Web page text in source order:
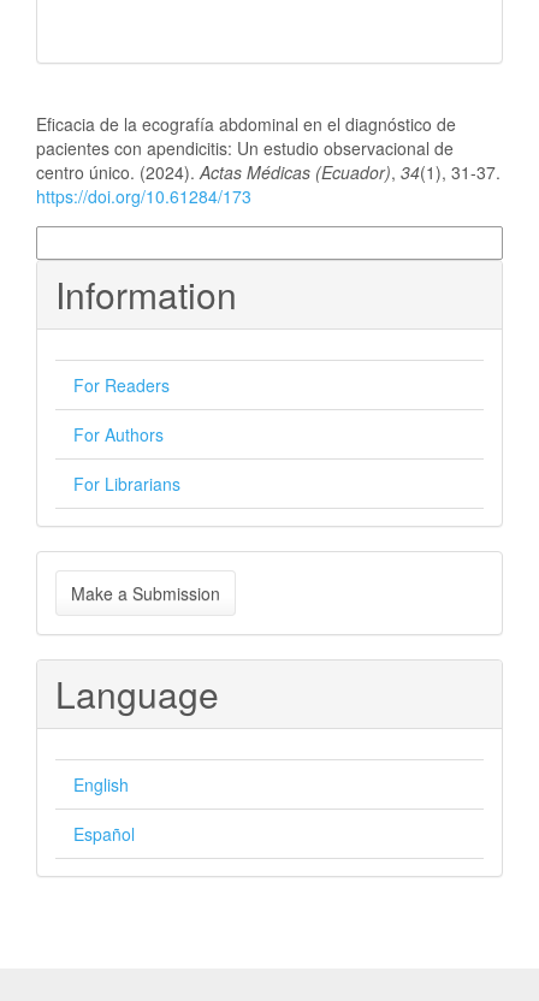
Eficacia de la ecografía abdominal en el diagnóstico de
pacientes con apendicitis: Un estudio observacional de
centro único. (2024). Actas Médicas (Ecuador), 34(1), 31-37.
https://doi.org/10.61284/173
Information
For Readers
For Authors
For Librarians
Make
a
Submission
Make a Submission
Language
English
Español